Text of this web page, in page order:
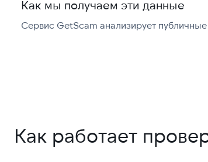
Как мы получаем эти данные
Сервис GetScam анализирует
Как работает